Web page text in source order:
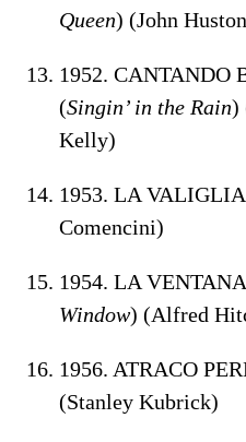
Queen) (John
1952. CANTANDO
(Singin’ in the Rain)
Kelly)
1953. LA
Comencini)
1954. LA
Window) (Alfred
1956. ATRACO
(Stanley Kubrick)